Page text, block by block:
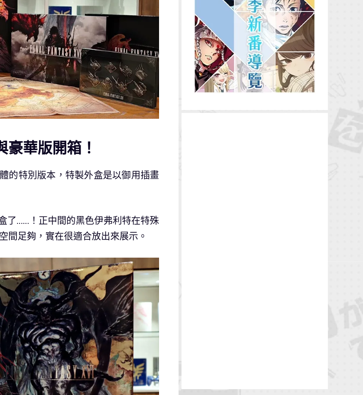
豪華版開箱！
的特別版本，特製外盒是以御用插畫
了……！正中間的黑色伊弗利特在特殊
間足夠，實在很適合放出來展示。